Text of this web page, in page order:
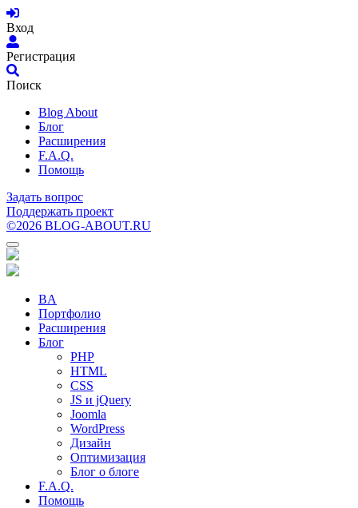
Вход
Регистрация
Поиск
Blog About
Блог
Расширения
F.A.Q.
Помощь
Задать вопрос
Поддержать проект
©2026 BLOG-ABOUT.RU
BA
Портфолио
Расширения
Блог
PHP
HTML
CSS
JS и jQuery
Joomla
WordPress
Дизайн
Оптимизация
Блог о блоге
F.A.Q.
Помощь